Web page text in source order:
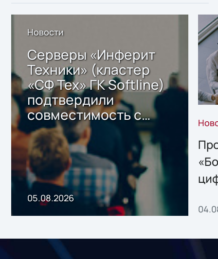
Новости
Серверы «Инферит
Техники» (кластер
«СФ Тех» ГК Softline)
подтвердили
совместимость с
решением Sharx
Storage 2.x для
хранения данных
05.08.2026